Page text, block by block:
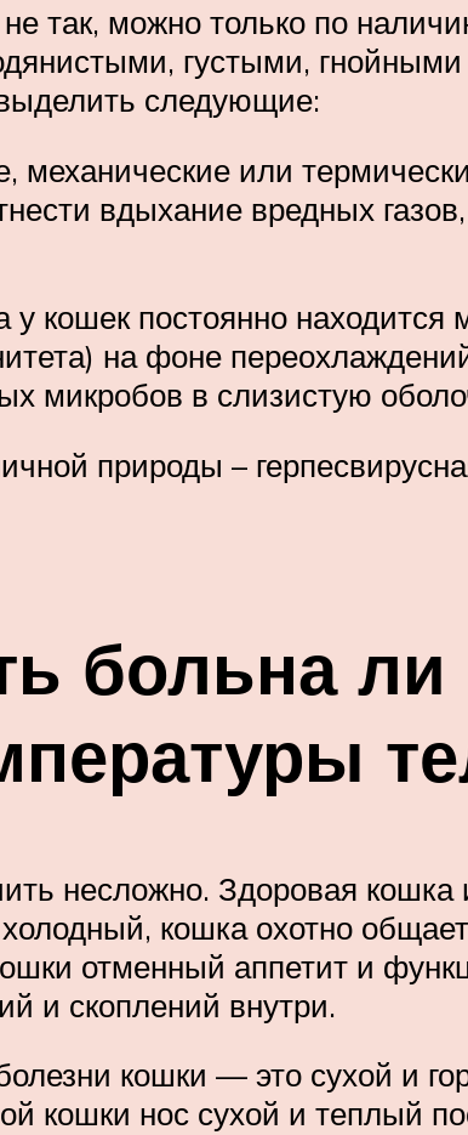
так, можно только по
густыми,
следующие:
механические или
вдыхание вредных
кошек постоянно
на фоне
микробов в слизистую
природы –
больна
несложно. Здоровая
кошка охотно
отменный аппетит и
и скоплений внутри.
кошки — это сухой и
кошки нос сухой и теплый